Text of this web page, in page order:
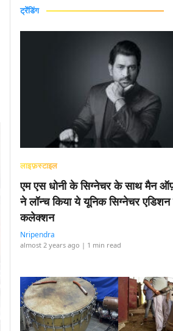
ट्रेंडिंग
लाइफ़स्टाइल
एम एस धोनी के सिग्नेचर के साथ मैन
ने लॉन्च किया ये यूनिक सिग्नेचर एडिशन
कलेक्शन
Nripendra
almost 2 years ago | 1 min read